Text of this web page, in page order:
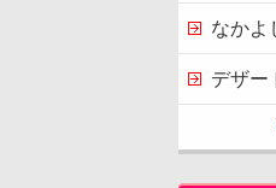
なかよ
デザー